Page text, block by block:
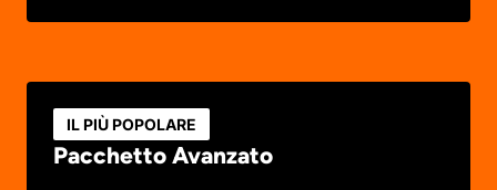
IL PIÙ POPOLARE
Pacchetto Avanzato